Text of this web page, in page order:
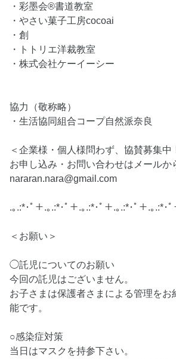
・彩墨会®書道教室
・やさい菓子工房cocoai
・創
・トトリエ洋裁教室
・株式会社ケーイーシー
協力（敬称略）
・生活協同組合コープ自然派奈良
＜企業様・個人様問わず、協賛募集中
お申し込み・お問い合わせはメールか
nararan.nara@gmail.com
.｡.:*･ﾟ＋.｡.:*･ﾟ＋.｡.:*･ﾟ＋.｡.:*･ﾟ＋.｡.:*･ﾟ
＜お願い＞
◯託児についてのお願い
今回の託児はございません。
お子さまは保護者さまによる管理をお
能です。
○感染症対策
当日はマスクを持参下さい。